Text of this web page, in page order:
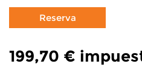
199,70 €